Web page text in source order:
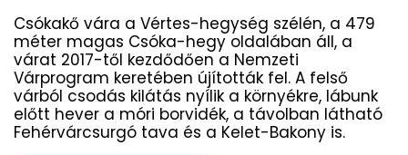
Csókakő vára a Vértes-hegység szélén, a 479
méter magas Csóka-hegy oldalában áll, a
várat 2017-től kezdődően a Nemzeti
Várprogram keretében újították fel. A felső
várból csodás kilátás nyílik a környékre, lábunk
előtt hever a móri borvidék, a távolban látható
Fehérvárcsurgó tava és a Kelet-Bakony is.